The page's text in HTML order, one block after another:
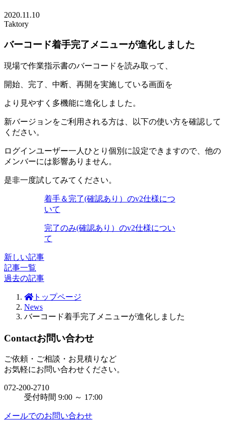
2020.11.10
Taktory
バーコード着手完了メニューが進化しました
現場で作業指示書のバーコードを読み取って、
開始、完了、中断、再開を実施している画面を
より見やすく多機能に進化しました。
新バージョンをご利用される方は、以下の使い方を確認して
ください。
ログインユーザー一人ひとり個別に設定できますので、他の
メンバーには影響ありません。
是非一度試してみてください。
着手＆完了(確認あり）のv2仕様につ
いて
完了のみ(確認あり）のv2仕様につい
て
新しい記事
記事一覧
過去の記事
トップページ
News
バーコード着手完了メニューが進化しました
Contactお問い合わせ
ご依頼・ご相談・お見積りなど
お気軽にお問い合わせください。
072-200-2710
受付時間 9:00 ～ 17:00
メールでのお問い合わせ